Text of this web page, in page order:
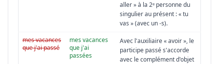
aller » à la 2ᵉ personne du
singulier au présent : « tu
vas » (avec un -s).
mes vacances
que j'ai passé
mes vacances
que j'ai
passées
Avec l'auxiliaire « avoir », le
participe passé s'accorde
avec le complément d'objet